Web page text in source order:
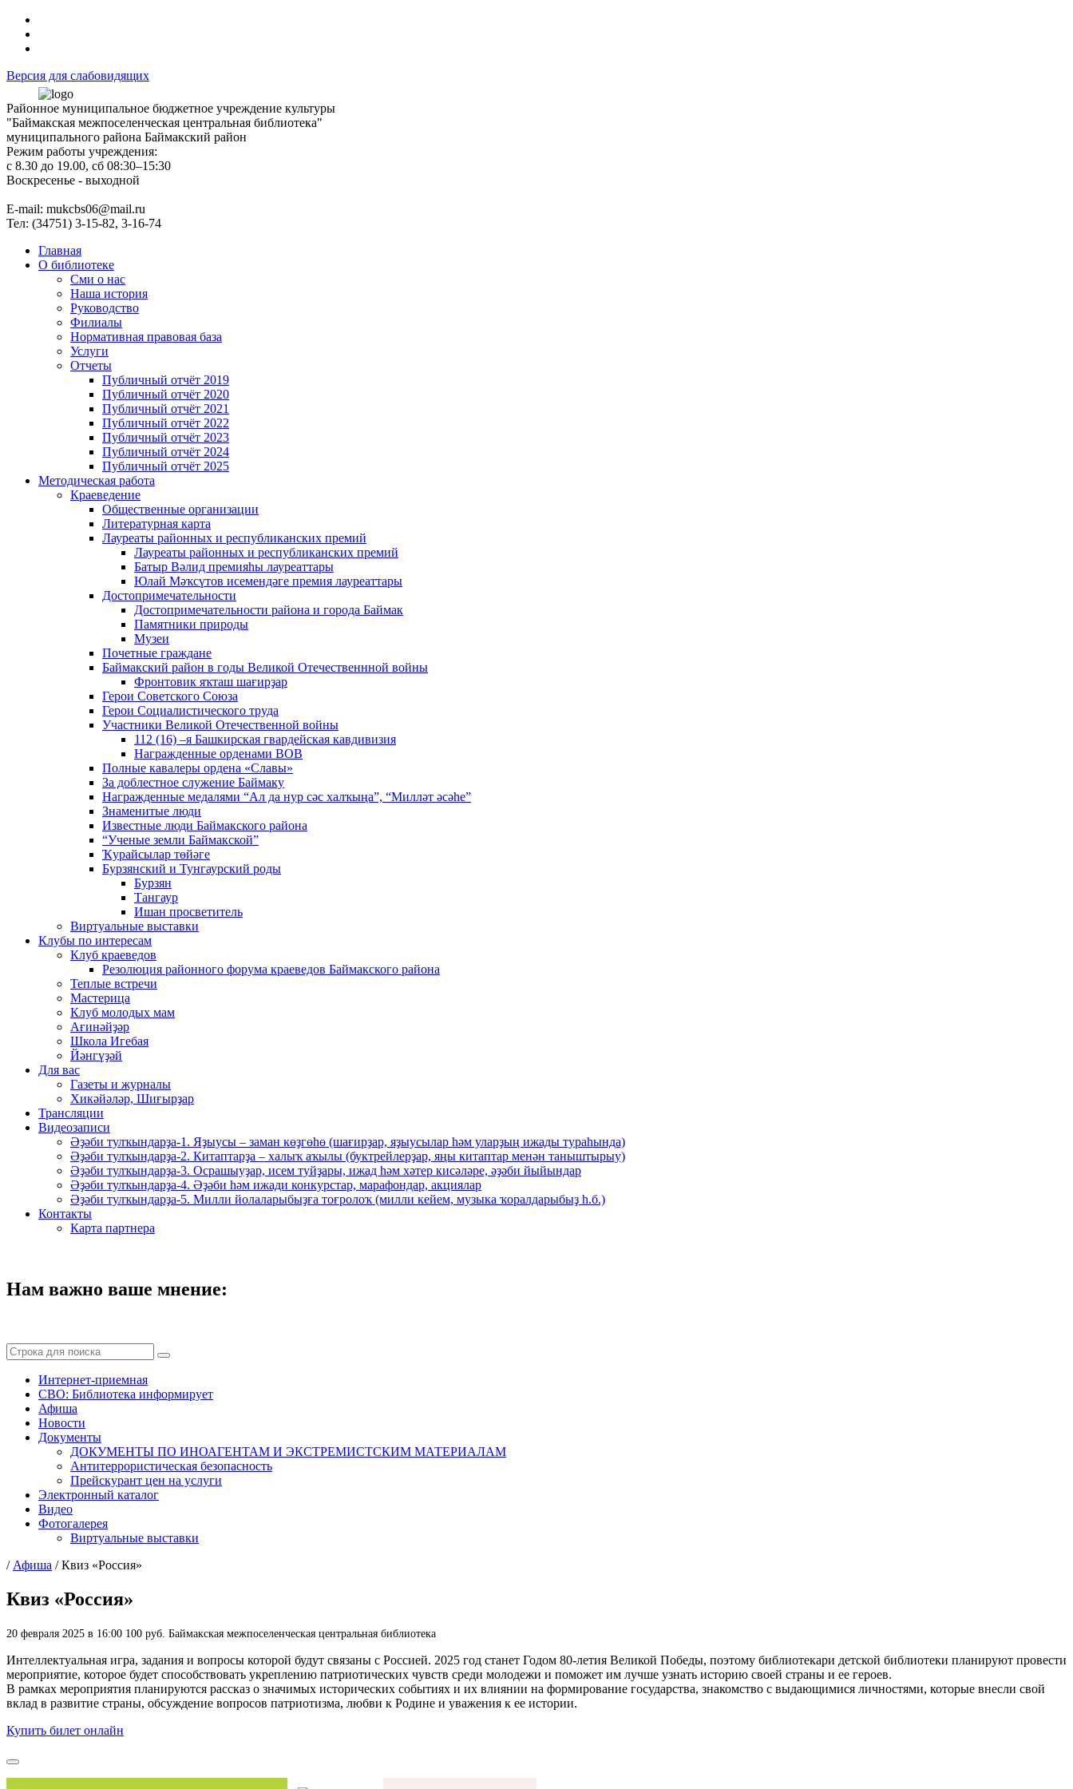
Версия для слабовидящих
Районное муниципальное бюджетное учреждение культуры
"Баймакская межпоселенческая центральная библиотека"
муниципального района Баймакский район
Режим работы учреждения:
с 8.30 до 19.00, сб 08:30–15:30
Воскресенье - выходной
Е-mail: mukcbs06@mail.ru
Тел: (34751) 3-15-82, 3-16-74
Главная
О библиотеке
Сми о нас
Наша история
Руководство
Филиалы
Нормативная правовая база
Услуги
Отчеты
Публичный отчёт 2019
Публичный отчёт 2020
Публичный отчёт 2021
Публичный отчёт 2022
Публичный отчёт 2023
Публичный отчёт 2024
Публичный отчёт 2025
Методическая работа
Краеведение
Общественные организации
Литературная карта
Лауреаты районных и республиканских премий
Лауреаты районных и республиканских премий
Батыр Вәлид премияһы лауреаттары
Юлай Мәҡсүтов исемендәге премия лауреаттары
Достопримечательности
Достопримечательности района и города Баймак
Памятники природы
Музеи
Почетные граждане
Баймакский район в годы Великой Отечественнной войны
Фронтовик яҡташ шағирҙар
Герои Советского Союза
Герои Социалистического труда
Участники Великой Отечественной войны
112 (16) –я Башкирская гвардейская кавдивизия
Награжденные орденами ВОВ
Полные кавалеры ордена «Славы»
За доблестное служение Баймаку
Награжденные медалями “Ал да нур сәс халҡыңа”, “Милләт әсәһе”
Знаменитые люди
Известные люди Баймакского района
“Ученые земли Баймакской”
Ҡурайсылар төйәге
Бурзянский и Тунгаурский роды
Бурзян
Тангаур
Ишан просветитель
Виртуальные выставки
Клубы по интересам
Клуб краеведов
Резолюция районного форума краеведов Баймакского района
Теплые встречи
Мастерица
Клуб молодых мам
Ағинәйҙәр
Школа Игебая
Йәнгүҙәй
Для вас
Газеты и журналы
Хикәйәләр, Шиғырҙар
Трансляции
Видеозаписи
Әҙәби тулҡындарҙа-1. Яҙыусы – заман көҙгөһө (шағирҙар, яҙыусылар һәм уларҙың ижады тураһында)
Әҙәби тулҡындарҙа-2. Китаптарҙа – халыҡ аҡылы (буктрейлерҙар, яңы китаптар менән таныштырыу)
Әҙәби тулҡындарҙа-3. Осрашыуҙар, исем туйҙары, ижад һәм хәтер кисәләре, әҙәби йыйындар
Әҙәби тулҡындарҙа-4. Әҙәби һәм ижади конкурстар, марафондар, акциялар
Әҙәби тулҡындарҙа-5. Милли йолаларыбыҙға тоғролоҡ (милли кейем, музыка ҡоралдарыбыҙ һ.б.)
Контакты
Карта партнера
Нам важно ваше мнение:
Интернет-приемная
СВО: Библиотека информирует
Афиша
Новости
Документы
ДОКУМЕНТЫ ПО ИНОАГЕНТАМ И ЭКСТРЕМИСТСКИМ МАТЕРИАЛАМ
Антитеррористическая безопасность
Прейскурант цен на услуги
Электронный каталог
Видео
Фотогалерея
Виртуальные выставки
/ Афиша /Квиз «Россия»
Квиз «Россия»
20 февраля 2025 в 16:00 100 руб. Баймакская межпоселенческая центральная библиотека
Интеллектуальная игра, задания и вопросы которой будут связаны с Россией. 2025 год станет Годом 80-летия Великой Победы, поэтому библиотекари детской библиотеки планируют провести
мероприятие, которое будет способствовать укреплению патриотических чувств среди молодежи и поможет им лучше узнать историю своей страны и ее героев.
В рамках мероприятия планируются рассказ о значимых исторических событиях и их влиянии на формирование государства, знакомство с выдающимися личностями, которые внесли свой
вклад в развитие страны, обсуждение вопросов патриотизма, любви к Родине и уважения к ее истории.
Купить билет онлайн